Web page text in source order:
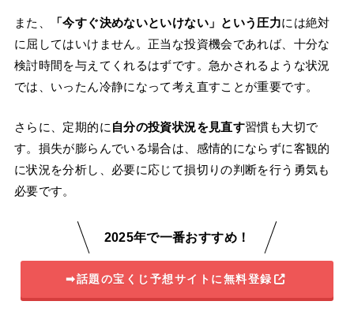
また、 「今すぐ決めないといけない」という圧力には絶対
に屈してはいけません。正当な投資機会であれば、十分な
検討時間を与えてくれるはずです。急かされるような状況
では、いったん冷静になって考え直すことが重要です。
さらに、定期的に 自分の投資状況を見直す習慣も大切で
す。損失が膨らんでいる場合は、感情的にならずに客観的
に状況を分析し、必要に応じて損切りの判断を行う勇気も
必要です。
2025年で一番おすすめ！
➡話題の宝くじ予想サイトに無料登録